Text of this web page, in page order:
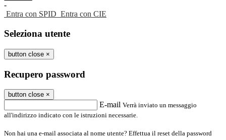
-
Entra con SPID Entra con CIE
Seleziona utente
button close ×
Recupero password
button close ×
E-mail Verrà inviato un messaggio
all'indirizzo indicato con le istruzioni necessarie.
Non hai una e-mail associata al nome utente? Effettua il reset della password